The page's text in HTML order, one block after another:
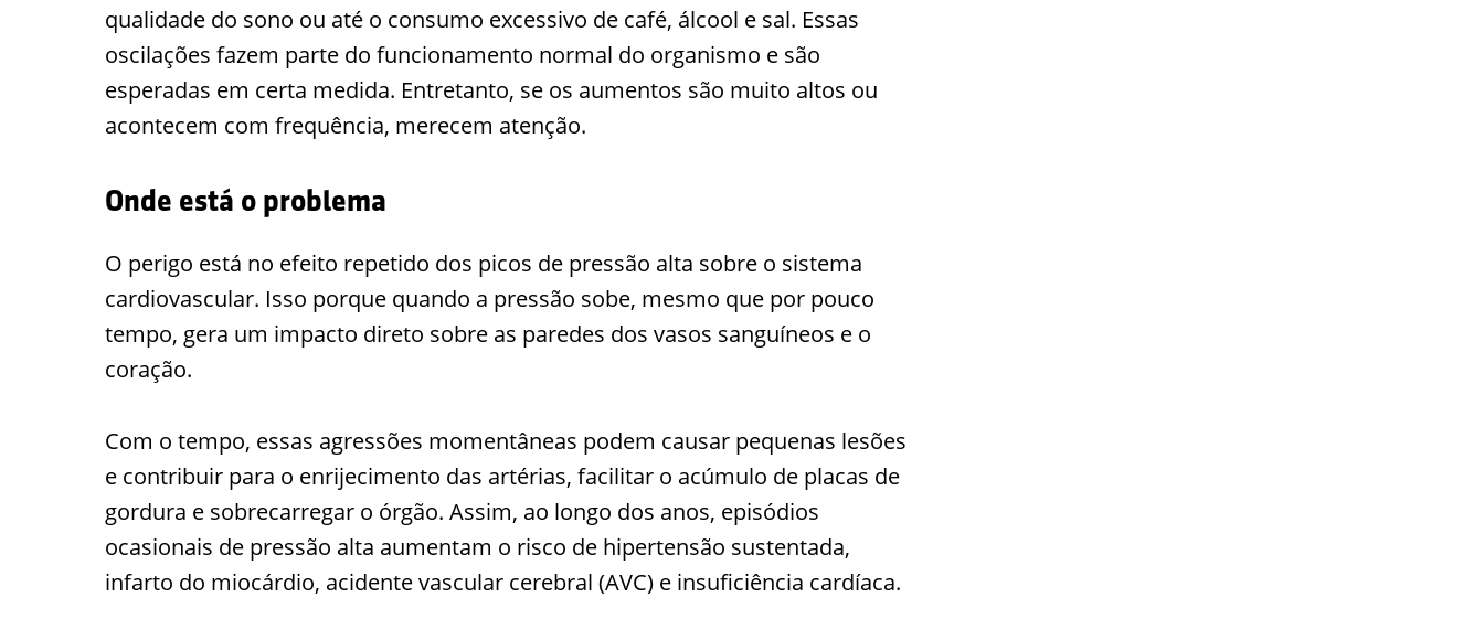
qualidade do sono ou até o consumo excessivo de café, álcool e sal. Essas
oscilações fazem parte do funcionamento normal do organismo e são
esperadas em certa medida. Entretanto, se os aumentos são muito altos ou
acontecem com frequência, merecem atenção.
Onde está o problema
O perigo está no efeito repetido dos picos de pressão alta sobre o sistema
cardiovascular. Isso porque quando a pressão sobe, mesmo que por pouco
tempo, gera um impacto direto sobre as paredes dos vasos sanguíneos e o
coração.
Com o tempo, essas agressões momentâneas podem causar pequenas lesões
e contribuir para o enrijecimento das artérias, facilitar o acúmulo de placas de
gordura e sobrecarregar o órgão. Assim, ao longo dos anos, episódios
ocasionais de pressão alta aumentam o risco de hipertensão sustentada,
infarto do miocárdio, acidente vascular cerebral (AVC) e insuficiência cardíaca.